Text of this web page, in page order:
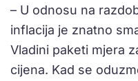
– U odnosu na
inflacija je znatno
Vladini paketi mjera
cijena. Kad se